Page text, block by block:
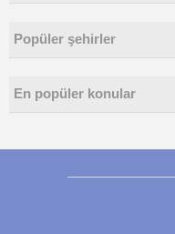
Popüler şehirler
En popüler konular